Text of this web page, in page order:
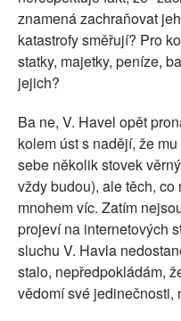
znamená zachraňovat
katastrofy směřují? Pro
statky, majetky, peníze,
jejich?
Ba ne, V. Havel opět
kolem úst s nadějí, že
sebe několik stovek
vždy budou), ale těch,
mnohem víc. Zatím
projeví na internetových
sluchu V. Havla
stalo, nepředpokládám,
vědomí své jedinečnosti,